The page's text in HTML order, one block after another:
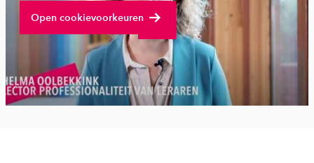
Bekijk volledige video
Open cookievoorkeuren